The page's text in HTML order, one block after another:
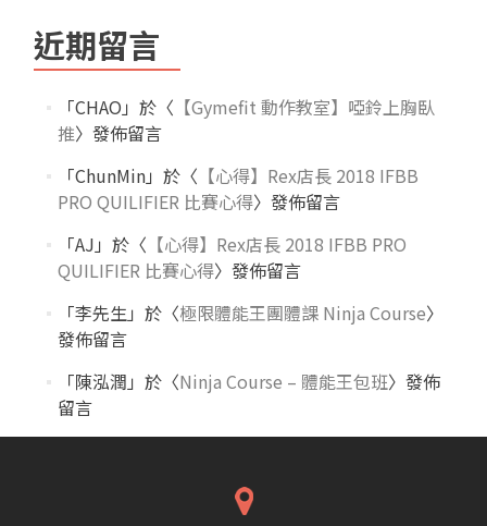
近期留言
「CHAO 」於〈 【Gymefit 動作教室】啞鈴上胸臥
推〉發佈留言
「ChunMin」於〈 【心得】Rex店長 2018 IFBB
PRO QUILIFIER 比賽心得〉發佈留言
「AJ 」於〈 【心得】Rex店長 2018 IFBB PRO
QUILIFIER 比賽心得〉發佈留言
「李先生」於〈極限體能王團體課 Ninja Course〉
發佈留言
「陳泓潤 」於〈Ninja Course – 體能王包班〉發佈
留言